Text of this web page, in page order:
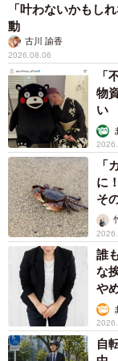
「叶わないかもし
動
古川 諭香
2026.08.06
「
物
い
「
に
そ
誰
な
や
自